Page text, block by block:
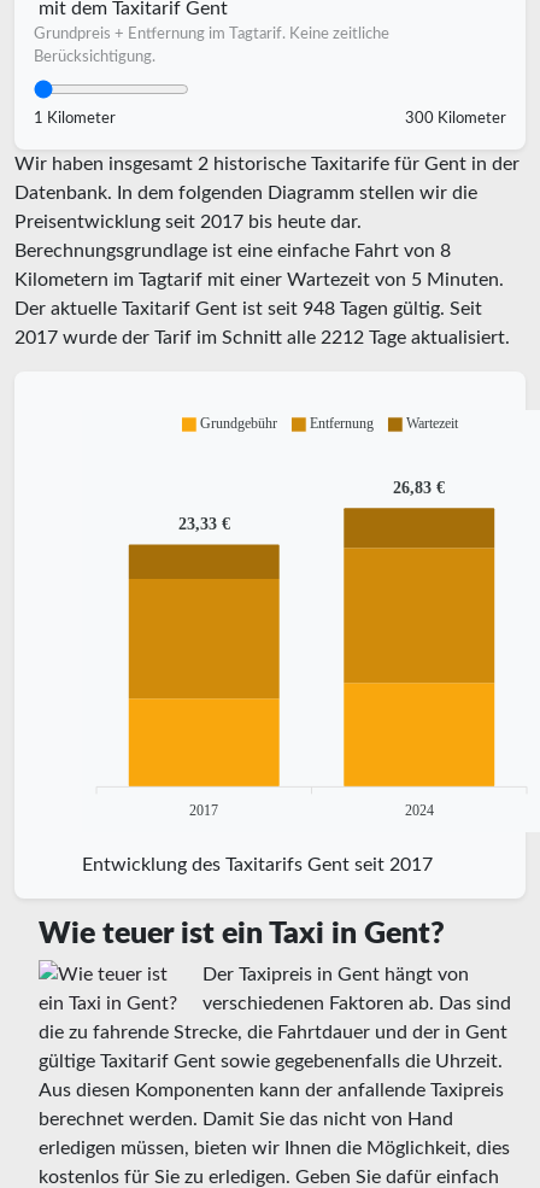
mit dem Taxitarif Gent
Grundpreis + Entfernung im Tagtarif. Keine zeitliche
Berücksichtigung.
1 Kilometer 300 Kilometer
Wir haben insgesamt 2 historische Taxitarife für Gent in der
Datenbank. In dem folgenden Diagramm stellen wir die
Preisentwicklung seit 2017 bis heute dar.
Berechnungsgrundlage ist eine einfache Fahrt von 8
Kilometern im Tagtarif mit einer Wartezeit von 5 Minuten.
Der aktuelle Taxitarif Gent ist seit 948 Tagen gültig. Seit
2017 wurde der Tarif im Schnitt alle 2212 Tage aktualisiert.
23,33 €
26,83 €
2017 2024
Grundgebühr Entfernung Wartezeit
Entwicklung des Taxitarifs Gent seit 2017
Wie teuer ist ein Taxi in Gent?
Der Taxipreis in Gent hängt von
verschiedenen Faktoren ab. Das sind
die zu fahrende Strecke, die Fahrtdauer und der in Gent
gültige Taxitarif Gent sowie gegebenenfalls die Uhrzeit.
Aus diesen Komponenten kann der anfallende Taxipreis
berechnet werden. Damit Sie das nicht von Hand
erledigen müssen, bieten wir Ihnen die Möglichkeit, dies
kostenlos für Sie zu erledigen. Geben Sie dafür einfach